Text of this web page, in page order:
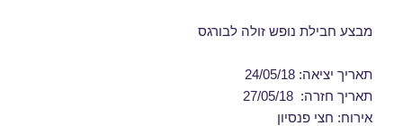
מבצע חבילת נופש זולה לבורגס
תאריך יציאה: 24/05/18
תאריך חזרה: 27/05/18
אירוח: חצי פנסיון